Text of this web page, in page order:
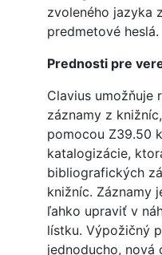
zvoleného jazyka
predmetové heslá.
Prednosti pre
Clavius umožňuje
záznamy z
pomocou Z39.50
katalogizácie,
bibliografických
knižníc. Záznamy
ľahko upraviť v
lístku. Výpožičný
jednoducho, nová